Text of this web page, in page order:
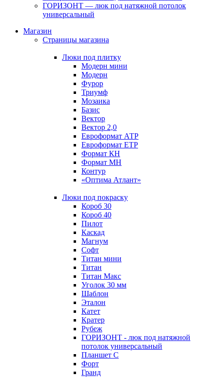
ГОРИЗОНТ — люк под натяжной потолок
универсальный
Магазин
Страницы магазина
Люки под плитку
Модерн мини
Модерн
Фурор
Триумф
Мозаика
Базис
Вектор
Вектор 2,0
Евроформат АТР
Евроформат ЕТР
Формат КН
Формат МН
Контур
«Оптима Атлант»
Люки под покраску
Короб 30
Короб 40
Пилот
Каскад
Магнум
Софт
Титан мини
Титан
Титан Макс
Уголок 30 мм
Шаблон
Эталон
Катет
Кратер
Рубеж
ГОРИЗОНТ - люк под натяжной
потолок универсальный
Планшет С
Форт
Гранд